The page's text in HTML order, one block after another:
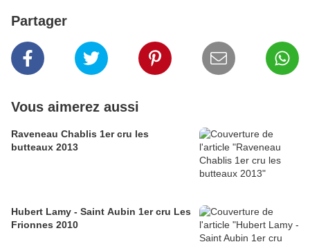
Partager
Vous aimerez aussi
Raveneau Chablis 1er cru les
butteaux 2013
Hubert Lamy - Saint Aubin 1er cru Les
Frionnes 2010